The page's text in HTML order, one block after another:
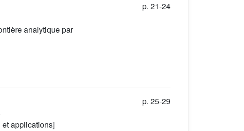
analytique par
p. 21-24
applications]
p. 25-29